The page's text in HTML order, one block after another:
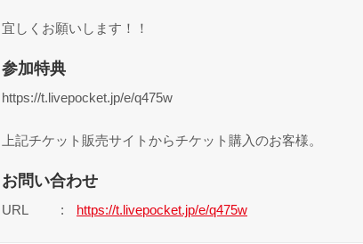
宜しくお願いします！！
参加特典
https://t.livepocket.jp/e/q475w
上記チケット販売サイトからチケット購入のお客様。
お問い合わせ
URL https://t.livepocket.jp/e/q475w